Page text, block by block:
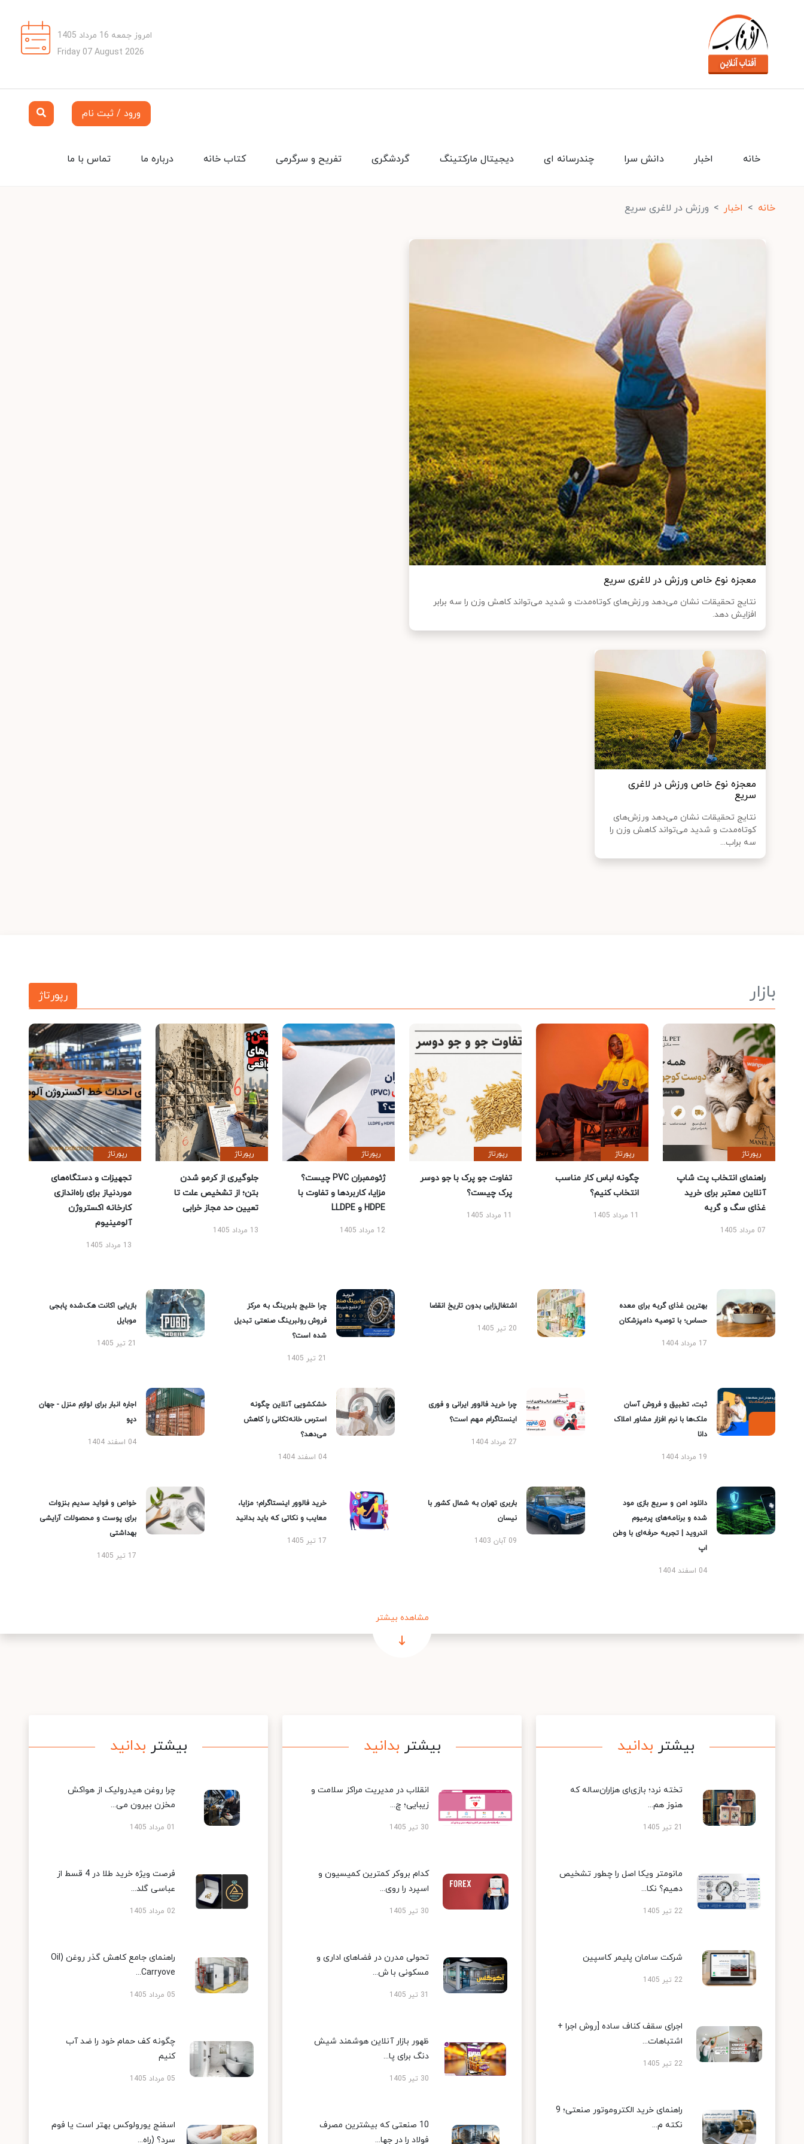
امروز جمعه 16 مرداد 1405
Friday 07 August 2026
ورود / ثبت نام
تماس با ما درباره ما کتاب خانه تفریح و سرگرمی گردشگری دیجیتال مارکتینگ چندرسانه ای دانش سرا اخبار خانه
خانه اخبار ورزش در لاغری سریع
معجزه نوع خاص ورزش در لاغری سریع
نتایج تحقیقات نشان می‌دهد ورزش‌های کوتاه‌مدت و شدید می‌تواند کاهش وزن را سه برابر
افزایش دهد.
معجزه نوع خاص ورزش در لاغری
سریع
نتایج تحقیقات نشان می‌دهد ورزش‌های
کوتاه‌مدت و شدید می‌تواند کاهش وزن را
سه براب...
بازار رپورتاژ
رپورتاژ
راهنمای انتخاب پت شاپ
آنلاین معتبر برای خرید
غذای سگ و گربه
07 مرداد 1405
رپورتاژ
چگونه لباس کار مناسب
انتخاب کنیم؟
11 مرداد 1405
رپورتاژ
تفاوت جو پرک با جو دوسر
پرک چیست؟
11 مرداد 1405
رپورتاژ
ژئوممبران PVC چیست؟
مزایا، کاربردها و تفاوت با
HDPE و LLDPE
12 مرداد 1405
رپورتاژ
جلوگیری از کرمو شدن
بتن؛ از تشخیص علت تا
تعیین حد مجاز خرابی
13 مرداد 1405
رپورتاژ
تجهیزات و دستگاه‌های
موردنیاز برای راه‌اندازی
کارخانه اکستروژن
آلومینیوم
13 مرداد 1405
بهترین غذای گربه برای معده
حساس؛ با توصیه دامپزشکان
17 مرداد 1404
اشتغال‌زایی بدون تاریخ انقضا
20 تیر 1405
چرا خلیج بلبرینگ به مرکز
فروش رولبرینگ صنعتی تبدیل
شده است؟
21 تیر 1405
بازیابی اکانت هک‌شده پابجی
موبایل
21 تیر 1405
ثبت، تطبیق و فروش آسان
ملک‌ها با نرم افزار مشاور املاک
دانا
19 مرداد 1404
چرا خرید فالوور ایرانی و فوری
اینستاگرام مهم است؟
27 مرداد 1404
خشکشویی آنلاین چگونه
استرس خانه‌تکانی را کاهش
می‌دهد؟
04 اسفند 1404
اجاره انبار برای لوازم منزل - جهان
دپو
04 اسفند 1404
دانلود امن و سریع بازی مود
شده و برنامه‌های پرمیوم
اندروید | تجربه حرفه‌ای با وطن
اپ
04 اسفند 1404
باربری تهران به شمال کشور با
نیسان
09 آبان 1403
خرید فالوور اینستاگرام؛ مزایا،
معایب و نکاتی که باید بدانید
17 تیر 1405
خواص و فواید سدیم بنزوات
برای پوست و محصولات آرایشی
بهداشتی
17 تیر 1405
مشاهده بیشتر
بیشتر بدانید
تخته نرد؛ بازی‌ای هزاران‌ساله که
هنوز هم...
21 تیر 1405
مانومتر ویکا اصل را چطور تشخیص
دهیم؟ نکا...
22 تیر 1405
شرکت سامان پلیمر کاسپین
22 تیر 1405
اجرای سقف کناف ساده [روش اجرا +
اشتباهات...
22 تیر 1405
راهنمای خرید الکتروموتور صنعتی؛ 9
نکته م...
بیشتر بدانید
انقلاب در مدیریت مراکز سلامت و
زیبایی؛ چ...
30 تیر 1405
کدام بروکر کمترین کمیسیون و
اسپرد را روی...
30 تیر 1405
تحولی مدرن در فضاهای اداری و
مسکونی با ش...
31 تیر 1405
ظهور بازار آنلاین هوشمند شیش
دنگ برای پا...
30 تیر 1405
10 صنعتی که بیشترین مصرف
فولاد را در جها...
بیشتر بدانید
چرا روغن هیدرولیک از هواکش
مخزن بیرون می...
01 مرداد 1405
فرصت ویژه خرید طلا در 4 قسط از
عباسی گلد...
02 مرداد 1405
راهنمای جامع کاهش گذر روغن (Oil
Carryove...
05 مرداد 1405
چگونه کف حمام خود را ضد آب
کنیم
05 مرداد 1405
اسفنج یورولوکس بهتر است یا فوم
سرد؟ (راه...